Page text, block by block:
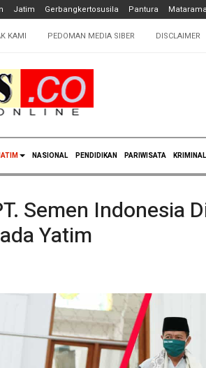
Jatim Gerbangkertosusila Pantura
KAMI PEDOMAN MEDIA SIBER DISCLAIMER
NASIONAL PENDIDIKAN PARIWISATA KRIMINAL
Semen Indonesia
Yatim